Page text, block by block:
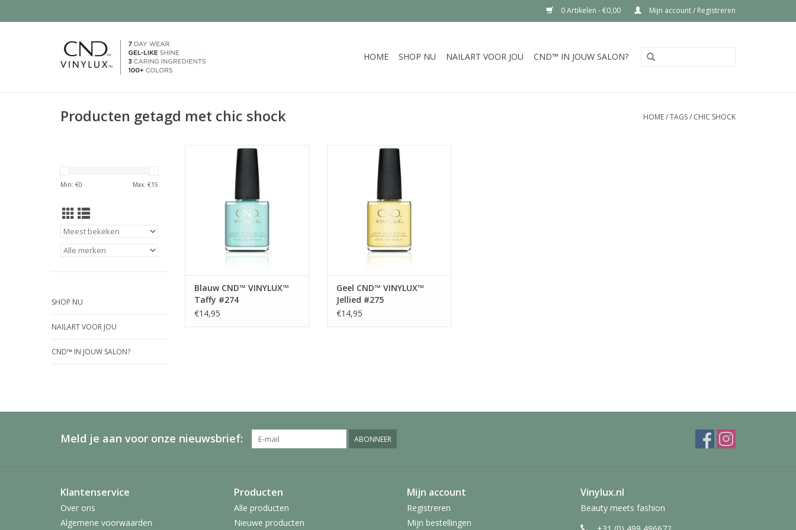
0 Artikelen - €0,00 Mijn account / Registreren
HOME SHOP NU NAILART VOOR JOU CND™ IN JOUW SALON?
Producten getagd met chic shock HOME/TAGS/ CHIC SHOCK
Min: €0 Max: €15
SHOP NU
NAILART VOOR JOU
CND™ IN JOUW SALON?
een ijzige aqua-blauwe tint die
helderheid en frisheid uitstraalt
TOEVOEGEN AAN WINKELWAGEN
Blauw CND™ VINYLUX™
Taffy #274
€14,95
Gele kleur
TOEVOEGEN AAN WINKELWAGEN
Geel CND™ VINYLUX™
Jellied #275
€14,95
Meld je aan voor onze nieuwsbrief: ABONNEER
Klantenservice
Over ons
Algemene voorwaarden
Producten
Alle producten
Nieuwe producten
Mijn account
Registreren
Mijn bestellingen
Vinylux.nl
Beauty meets fashion